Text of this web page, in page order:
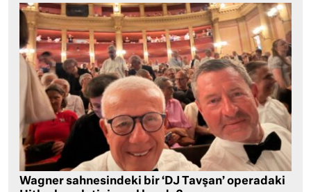
Wagner sahnesindeki bir ‘DJ Tavşan’ operadaki